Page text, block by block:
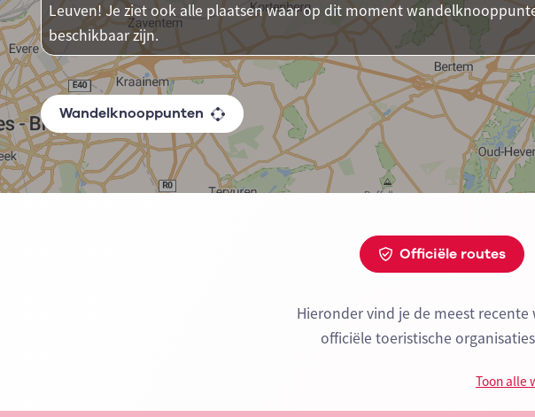
Leuven! Je ziet ook alle plaatsen waar op dit moment
beschikbaar zijn.
Wandelknooppunten
Officiële routes
Hieronder vind je de meest
officiële toeristische
Toon alle